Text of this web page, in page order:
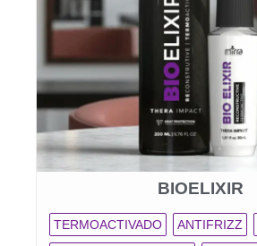
BIOELIXIR
TERMOACTIVADO ANTIFRIZZ